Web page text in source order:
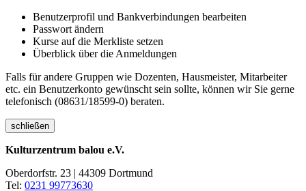
Benutzerprofil und Bankverbindungen bearbeiten
Passwort ändern
Kurse auf die Merkliste setzen
Überblick über die Anmeldungen
Falls für andere Gruppen wie Dozenten, Hausmeister, Mitarbeiter
etc. ein Benutzerkonto gewünscht sein sollte, können wir Sie gerne
telefonisch (08631/18599-0) beraten.
schließen
Kulturzentrum balou e.V.
Oberdorfstr. 23 | 44309 Dortmund
Tel: 0231 99773630